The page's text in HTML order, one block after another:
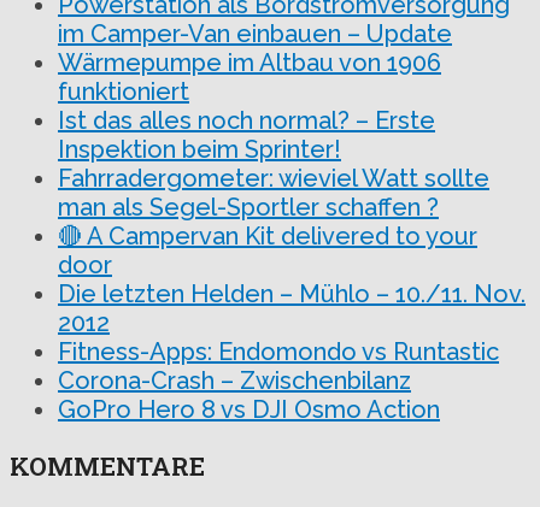
im Camper-Van einbauen – Update
Wärmepumpe im Altbau von 1906
funktioniert
Ist das alles noch normal? – Erste
Inspektion beim Sprinter!
Fahrradergometer: wieviel Watt sollte
man als Segel-Sportler schaffen ?
🔴 A Campervan Kit delivered to your
door
Die letzten Helden – Mühlo – 10./11. Nov.
2012
Fitness-Apps: Endomondo vs Runtastic
Corona-Crash – Zwischenbilanz
GoPro Hero 8 vs DJI Osmo Action
KOMMENTARE